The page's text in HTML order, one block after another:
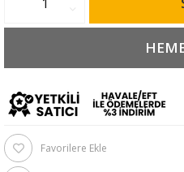
Favorilere Ekle